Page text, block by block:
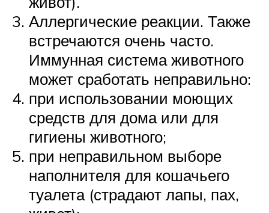
Аллергические реакции. Также
встречаются очень часто.
Иммунная система животного
может сработать неправильно:
при использовании моющих
средств для дома или для
гигиены животного;
при неправильном выборе
наполнителя для кошачьего
туалета (страдают лапы, пах,